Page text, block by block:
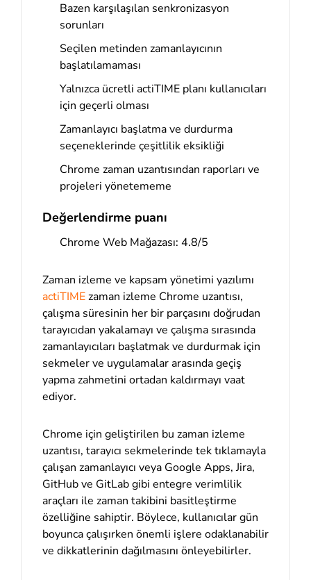
Bazen karşılaşılan senkronizasyon
sorunları
Seçilen metinden zamanlayıcının
başlatılamaması
Yalnızca ücretli actiTIME planı kullanıcıları
için geçerli olması
Zamanlayıcı başlatma ve durdurma
seçeneklerinde çeşitlilik eksikliği
Chrome zaman uzantısından raporları ve
projeleri yönetememe
Değerlendirme puanı
Chrome Web Mağazası: 4.8/5
Zaman izleme ve kapsam yönetimi yazılımı
actiTIMEzaman izleme Chrome uzantısı,
çalışma süresinin her bir parçasını doğrudan
tarayıcıdan yakalamayı ve çalışma sırasında
zamanlayıcıları başlatmak ve durdurmak için
sekmeler ve uygulamalar arasında geçiş
yapma zahmetini ortadan kaldırmayı vaat
ediyor.
Chrome için geliştirilen bu zaman izleme
uzantısı, tarayıcı sekmelerinde tek tıklamayla
çalışan zamanlayıcı veya Google Apps, Jira,
GitHub ve GitLab gibi entegre verimlilik
araçları ile zaman takibini basitleştirme
özelliğine sahiptir. Böylece, kullanıcılar gün
boyunca çalışırken önemli işlere odaklanabilir
ve dikkatlerinin dağılmasını önleyebilirler.